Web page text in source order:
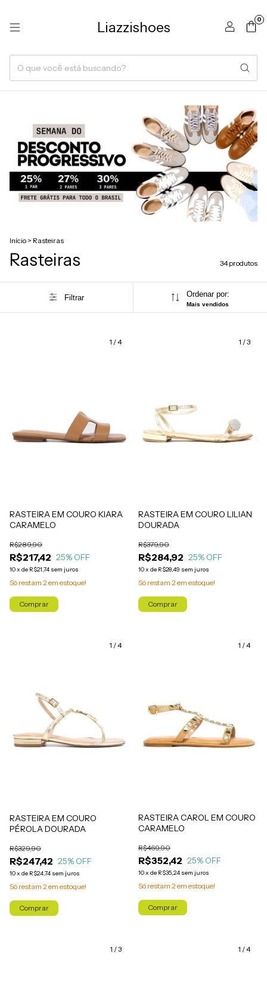
Liazzishoes 0
Início > Rasteiras
Rasteiras 34 produtos
Filtrar Ordenar por:
Mais vendidos
1 /4
RASTEIRA EM COURO KIARA
CARAMELO
R$217,42
R$289,90
25% OFF
10x de R$21,74 sem juros
Só restam 2 em estoque!
Comprar
1 /3
RASTEIRA EM COURO LILIAN
DOURADA
R$284,92
R$379,90
25% OFF
10x de R$28,49 sem juros
Só restam 2em estoque!
Comprar
1 /4
RASTEIRA EM COURO
PÉROLA DOURADA
R$247,42
R$329,90
25% OFF
10x de R$24,74 sem juros
Só restam 2 em estoque!
Comprar
1 /4
RASTEIRA CAROL EM COURO
CARAMELO
R$352,42
R$469,90
25% OFF
10x de R$35,24 sem juros
Só restam 2em estoque!
Comprar
1 /3 1 /4